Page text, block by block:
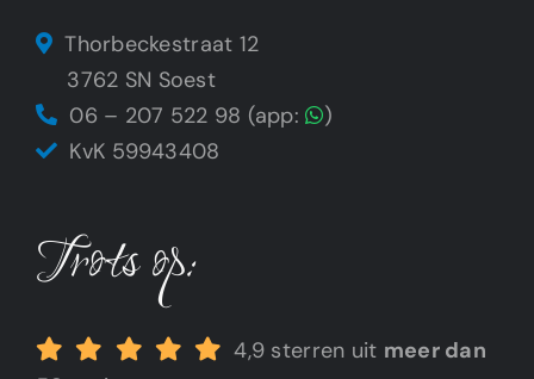
Thorbeckestraat 12
3762 SN Soest
06 – 207 522 98 (app:
)
KvK 59943408
Trots op:
4,9 sterren uit meer dan